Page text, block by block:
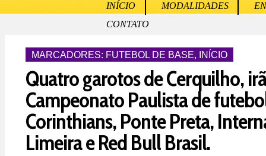
INÍCIO MODALIDADES
CONTATO
MARCADORES: FUTEBOL DE BASE, INÍCIO
Quatro garotos de Cerquilho,
Campeonato Paulista de
Corinthians, Ponte Preta,
Limeira e Red Bull Brasil.